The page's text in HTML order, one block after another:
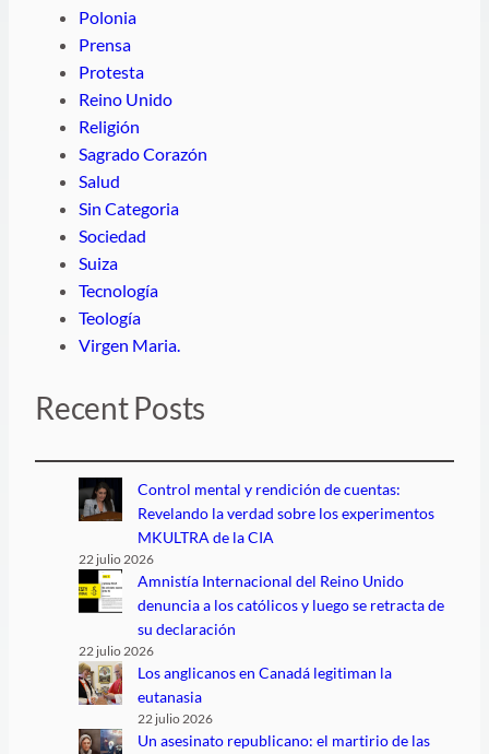
Polonia
Prensa
Protesta
Reino Unido
Religión
Sagrado Corazón
Salud
Sin Categoria
Sociedad
Suiza
Tecnología
Teología
Virgen Maria.
Recent Posts
Control mental y rendición de cuentas:
Revelando la verdad sobre los experimentos
MKULTRA de la CIA
22 julio 2026
Amnistía Internacional del Reino Unido
denuncia a los católicos y luego se retracta de
su declaración
22 julio 2026
Los anglicanos en Canadá legitiman la
eutanasia
22 julio 2026
Un asesinato republicano: el martirio de las